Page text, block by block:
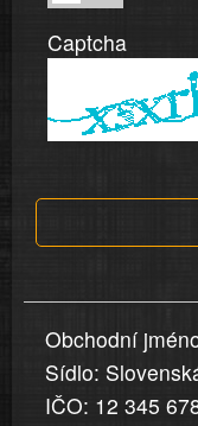
v
dobré
informace
v
uvedena,
jsou
přesná
a
Captcha
Obchodní
Sídlo:
IČO: 12 345